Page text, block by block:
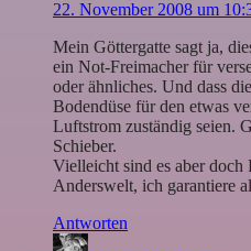
22. November 2008 um
Mein Göttergatte sagt ja,
ein Not-Freimacher für
oder ähnliches. Und dass
Bodendüse für den etwas
Luftstrom zuständig seien.
Schieber.
Vielleicht sind es aber doch
Anderswelt, ich garantiere
Antworten